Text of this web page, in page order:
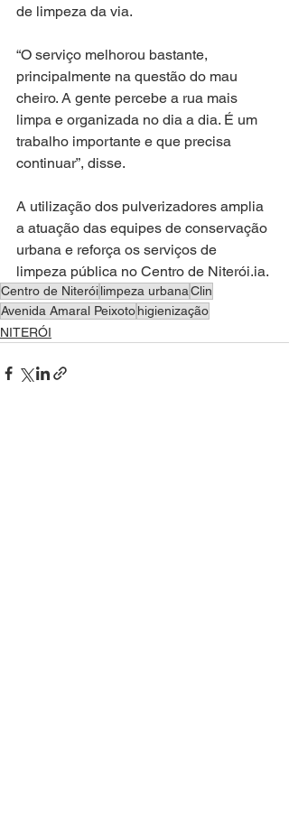
de limpeza da via.
“O serviço melhorou bastante,
principalmente na questão do mau
cheiro. A gente percebe a rua mais
limpa e organizada no dia a dia. É um
trabalho importante e que precisa
continuar”, disse.
A utilização dos pulverizadores amplia
a atuação das equipes de conservação
urbana e reforça os serviços de
limpeza pública no Centro de Niterói.ia.
Centro de Niteróilimpeza urbanaClin
Avenida Amaral Peixotohigienização
NITERÓI